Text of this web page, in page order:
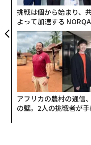
挑戦は個から始まり、
よって加速する
PAN 特別座談会
アフリカの農村の通信
の壁。2人の挑戦者が手